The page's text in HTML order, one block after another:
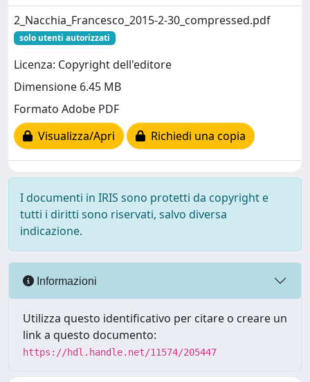
2_Nacchia_Francesco_2015-2-30_compressed.pdf
solo utenti autorizzati
Licenza: Copyright dell'editore
Dimensione 6.45 MB
Formato Adobe PDF
Visualizza/Apri
Richiedi una copia
I documenti in IRIS sono protetti da copyright e
tutti i diritti sono riservati, salvo diversa
indicazione.
Informazioni
Utilizza questo identificativo per citare o creare un
link a questo documento:
https://hdl.handle.net/11574/205447